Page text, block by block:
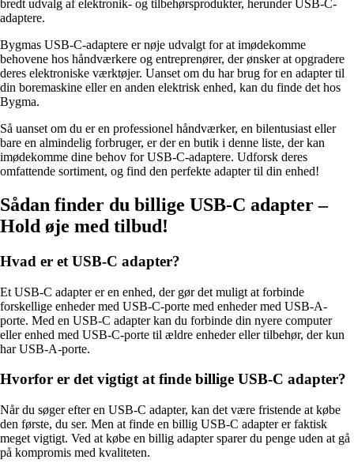
bredt udvalg af elektronik- og tilbehørsprodukter, herunder USB-C-
adaptere.
Bygmas USB-C-adaptere er nøje udvalgt for at imødekomme
behovene hos håndværkere og entreprenører, der ønsker at opgradere
deres elektroniske værktøjer. Uanset om du har brug for en adapter til
din boremaskine eller en anden elektrisk enhed, kan du finde det hos
Bygma.
Så uanset om du er en professionel håndværker, en bilentusiast eller
bare en almindelig forbruger, er der en butik i denne liste, der kan
imødekomme dine behov for USB-C-adaptere. Udforsk deres
omfattende sortiment, og find den perfekte adapter til din enhed!
Sådan finder du billige USB-C adapter –
Hold øje med tilbud!
Hvad er et USB-C adapter?
Et USB-C adapter er en enhed, der gør det muligt at forbinde
forskellige enheder med USB-C-porte med enheder med USB-A-
porte. Med en USB-C adapter kan du forbinde din nyere computer
eller enhed med USB-C-porte til ældre enheder eller tilbehør, der kun
har USB-A-porte.
Hvorfor er det vigtigt at finde billige USB-C adapter?
Når du søger efter en USB-C adapter, kan det være fristende at købe
den første, du ser. Men at finde en billig USB-C adapter er faktisk
meget vigtigt. Ved at købe en billig adapter sparer du penge uden at gå
på kompromis med kvaliteten.